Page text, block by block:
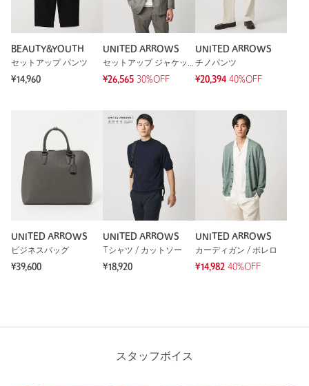
BEAUTY&YOUTH
セットアップ パンツ
¥14,960
UNITED ARROWS
セットアップ ジャケット
¥26,565 30%OFF
UNITED ARROWS
チノパンツ
¥20,394 40%OFF
UNITED ARROWS
ビジネスバッグ
¥39,600
UNITED ARROWS
Tシャツ / カットソー
¥18,920
UNITED ARROWS
カーディガン / ボレロ
¥14,982 40%OFF
スタッフボイス